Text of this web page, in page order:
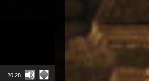
20:28